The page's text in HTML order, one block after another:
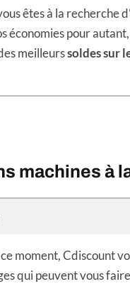
êtes à la recherche
économies pour
meilleurssoldes sur
machines à
ce moment, Cdiscount
qui peuvent vous faire